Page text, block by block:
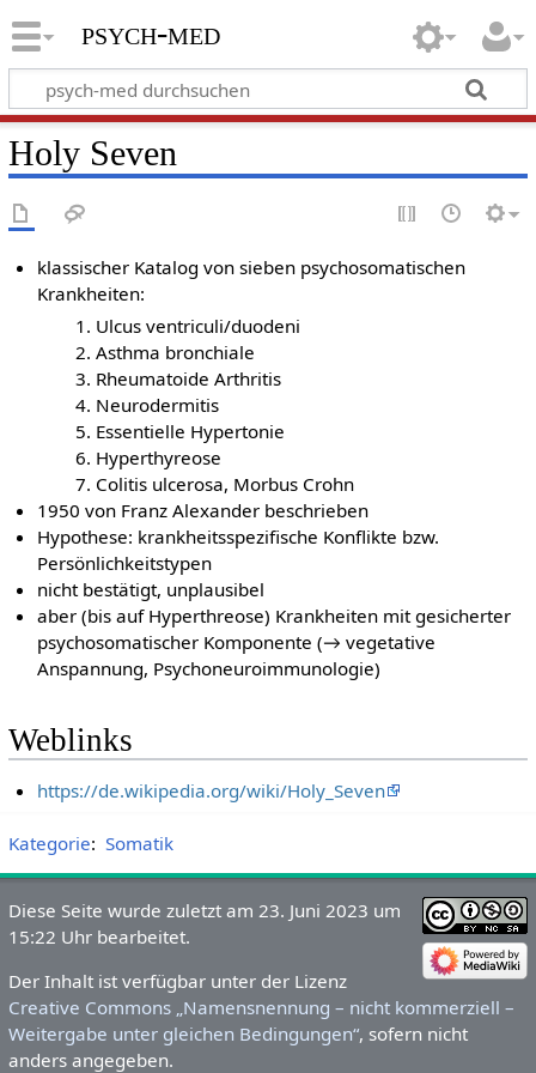
psych-med
Holy Seven
klassischer Katalog von sieben psychosomatischen
Krankheiten:
Ulcus ventriculi/duodeni
Asthma bronchiale
Rheumatoide Arthritis
Neurodermitis
Essentielle Hypertonie
Hyperthyreose
Colitis ulcerosa, Morbus Crohn
1950 von Franz Alexander beschrieben
Hypothese: krankheitsspezifische Konflikte bzw.
Persönlichkeitstypen
nicht bestätigt, unplausibel
aber (bis auf Hyperthreose) Krankheiten mit gesicherter
psychosomatischer Komponente (→ vegetative
Anspannung, Psychoneuroimmunologie)
Weblinks
https://de.wikipedia.org/wiki/Holy_Seven
Kategorie: Somatik
Diese Seite wurde zuletzt am 23. Juni 2023 um
15:22 Uhr bearbeitet.
Der Inhalt ist verfügbar unter der Lizenz
Creative Commons „Namensnennung – nicht kommerziell –
Weitergabe unter gleichen Bedingungen“, sofern nicht
anders angegeben.